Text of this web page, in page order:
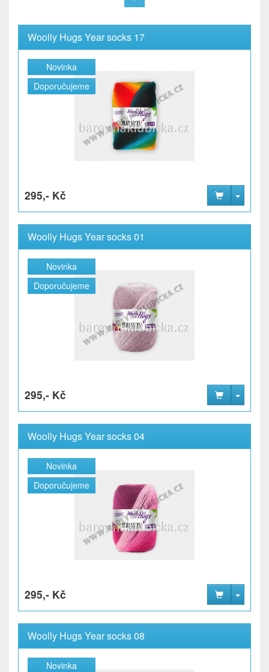
Woolly Hugs Year socks 17
Novinka
Doporučujeme
295,- Kč
Woolly Hugs Year socks 01
Novinka
Doporučujeme
295,- Kč
Woolly Hugs Year socks 04
Novinka
Doporučujeme
295,- Kč
Woolly Hugs Year socks 08
Novinka